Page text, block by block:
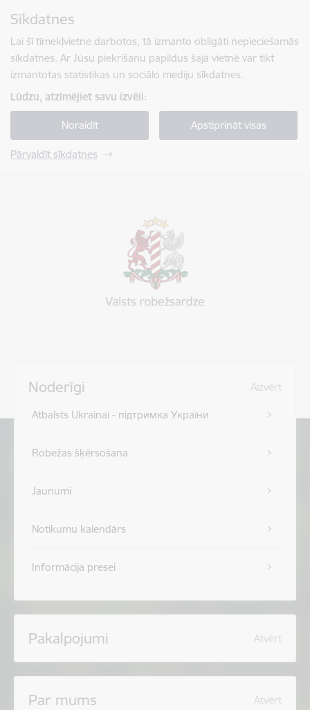
Sīkdatnes
Lai šī tīmekļvietne darbotos, tā izmanto obligāti nepieciešamās
sīkdatnes. Ar Jūsu piekrišanu papildus šajā vietnē var tikt
izmantotas statistikas un sociālo mediju sīkdatnes.
Lūdzu, atzīmējiet savu izvēli:
Noraidīt Apstiprināt visas
Pārvaldīt sīkdatnes
Noderīgi Aizvērt
Atbalsts Ukrainai - підтримка України
Robežas šķērsošana
Jaunumi
Notikumu kalendārs
Informācija presei
Pakalpojumi Atvērt
Par mums Atvērt